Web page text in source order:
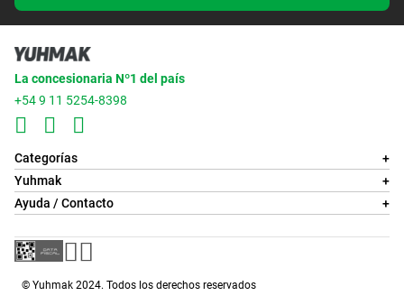
La concesionaria Nº1 del país
+54 9 11 5254-8398
Categorías
+
Yuhmak
+
Ayuda / Contacto
+
© Yuhmak 2024. Todos los derechos reservados